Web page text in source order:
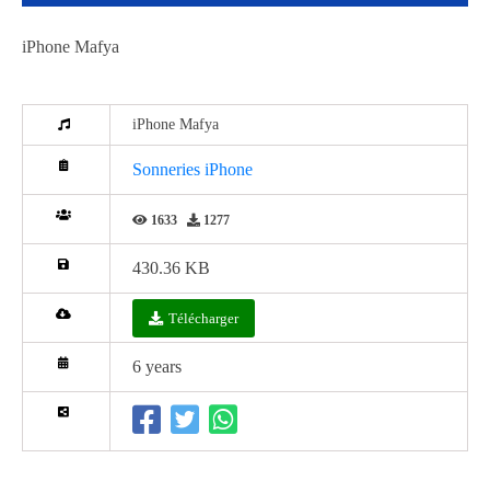
iPhone Mafya
iPhone Mafya
Sonneries iPhone
1633 1277
430.36 KB
Télécharger
6 years